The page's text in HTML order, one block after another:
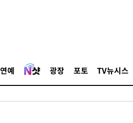
연예 광장 포토 TV뉴시스